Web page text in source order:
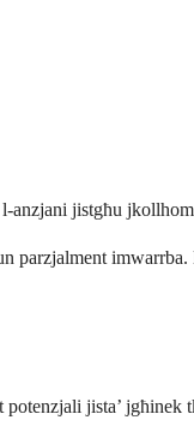
jistgħu
parzjalment
jista’ jgħinek